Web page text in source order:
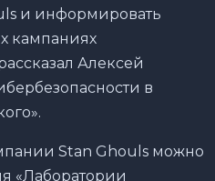
и информировать
кампаниях
Алексей
в
Stan Ghouls можно
«Лаборатории